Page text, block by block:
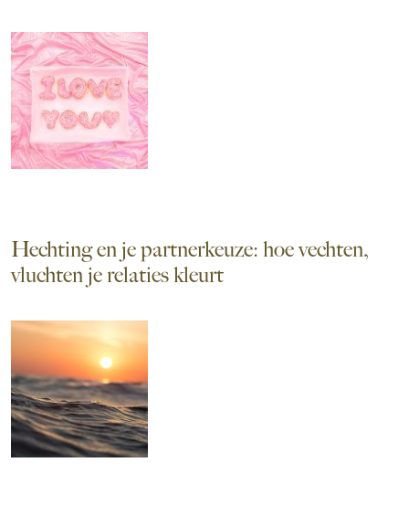
Hechting en je partnerkeuze: hoe vechten,
vluchten je relaties kleurt